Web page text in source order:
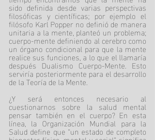
sido definida desde varias perspectivas
filosóficas y científicas; por ejemplo el
filósofo Karl Popper no definió de manera
unitaria a la mente, planteó un problema;
cuerpo-mente definiendo al cerebro como
un órgano condicional para que la mente
realice sus funciones, a lo que el llamaría
después Dualismo Cuerpo-Mente. Esto
serviría posteriormente para el desarrollo
de la Teoría de la Mente.
¿Y será entonces necesario al
cuestionarnos sobre la salud mental
pensar también en el cuerpo? En esta
línea, la Organización Mundial para la
Salud define que “un estado de completo